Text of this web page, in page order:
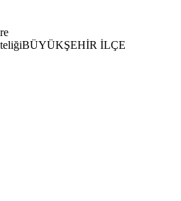
BÜYÜKŞEHİR İLÇE